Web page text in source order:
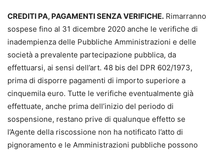
CREDITI PA, PAGAMENTI SENZA VERIFICHE. Rimarranno
sospese fino al 31 dicembre 2020 anche le verifiche di
inadempienza delle Pubbliche Amministrazioni e delle
società a prevalente partecipazione pubblica, da
effettuarsi, ai sensi dell’art. 48 bis del DPR 602/1973,
prima di disporre pagamenti di importo superiore a
cinquemila euro. Tutte le verifiche eventualmente già
effettuate, anche prima dell’inizio del periodo di
sospensione, restano prive di qualunque effetto se
l’Agente della riscossione non ha notificato l’atto di
pignoramento e le Amministrazioni pubbliche possono